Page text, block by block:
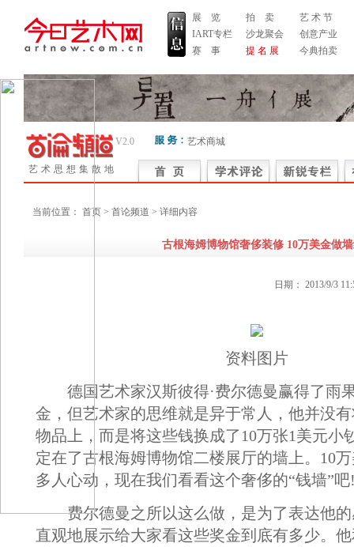
展 览
IART专栏
赛 事
拍 卖
沙龙聚会
提 名 展
艺 术 节
创意产业
今典拍卖
艺术思想集散地
V2.0 艺术商城
当前位置： 首页 > 首论频道 > 详细内容
古根海姆博物馆奢侈装修 10万美金做
日期： 2013/9/3
资料图片
德国艺术家汉斯彼得·费尔德曼赢得了雨
金，但艺术家的思维就是异于常人，他并没
物品上，而是将这些钱换成了10万张1美元小
定在了古根海姆博物馆二楼展厅的墙上。10
多人心动，现在我们看看这个奢侈的“钱墙”吧
费尔德曼之所以这么做，是为了表达他的
直观地展示给大家看这些奖金到底有多少。